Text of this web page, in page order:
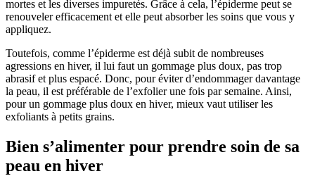
mortes et les diverses impuretés. Grâce à cela, l’épiderme peut se
renouveler efficacement et elle peut absorber les soins que vous y
appliquez.
Toutefois, comme l’épiderme est déjà subit de nombreuses
agressions en hiver, il lui faut un gommage plus doux, pas trop
abrasif et plus espacé. Donc, pour éviter d’endommager davantage
la peau, il est préférable de l’exfolier une fois par semaine. Ainsi,
pour un gommage plus doux en hiver, mieux vaut utiliser les
exfoliants à petits grains.
Bien s’alimenter pour prendre soin de sa
peau en hiver